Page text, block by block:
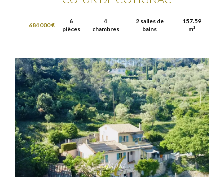
684 000 €
6
pièces
4
chambres
2 salles de
bains
157.59
m²